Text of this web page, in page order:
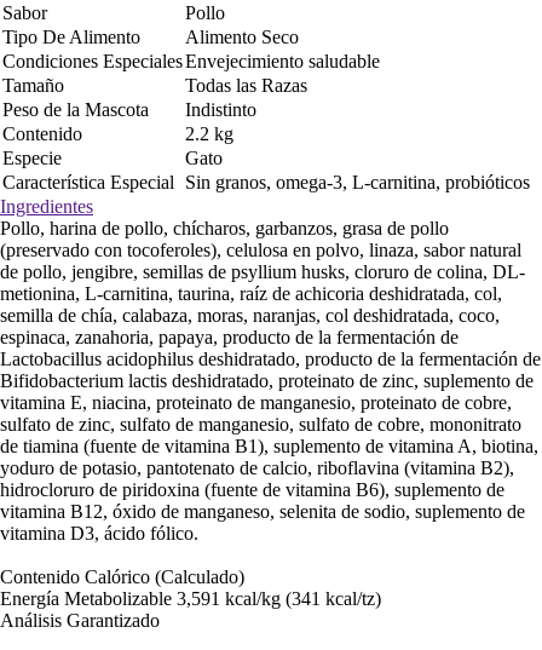
Sabor
Pollo
Tipo De Alimento
Alimento Seco
Condiciones EspecialesEnvejecimiento saludable
Tamaño
Todas las Razas
Peso de la Mascota
Indistinto
Contenido
2.2 kg
Especie
Gato
Característica Especial
Sin granos, omega-3, L-carnitina, probióticos
Ingredientes
Pollo, harina de pollo, chícharos, garbanzos, grasa de pollo
(preservado con tocoferoles), celulosa en polvo, linaza, sabor natural
de pollo, jengibre, semillas de psyllium husks, cloruro de colina, DL-
metionina, L-carnitina, taurina, raíz de achicoria deshidratada, col,
semilla de chía, calabaza, moras, naranjas, col deshidratada, coco,
espinaca, zanahoria, papaya, producto de la fermentación de
Lactobacillus acidophilus deshidratado, producto de la fermentación de
Bifidobacterium lactis deshidratado, proteinato de zinc, suplemento de
vitamina E, niacina, proteinato de manganesio, proteinato de cobre,
sulfato de zinc, sulfato de manganesio, sulfato de cobre, mononitrato
de tiamina (fuente de vitamina B1), suplemento de vitamina A, biotina,
yoduro de potasio, pantotenato de calcio, riboflavina (vitamina B2),
hidrocloruro de piridoxina (fuente de vitamina B6), suplemento de
vitamina B12, óxido de manganeso, selenita de sodio, suplemento de
vitamina D3, ácido fólico.
Contenido Calórico (Calculado)
Energía Metabolizable 3,591 kcal/kg (341 kcal/tz)
Análisis Garantizado